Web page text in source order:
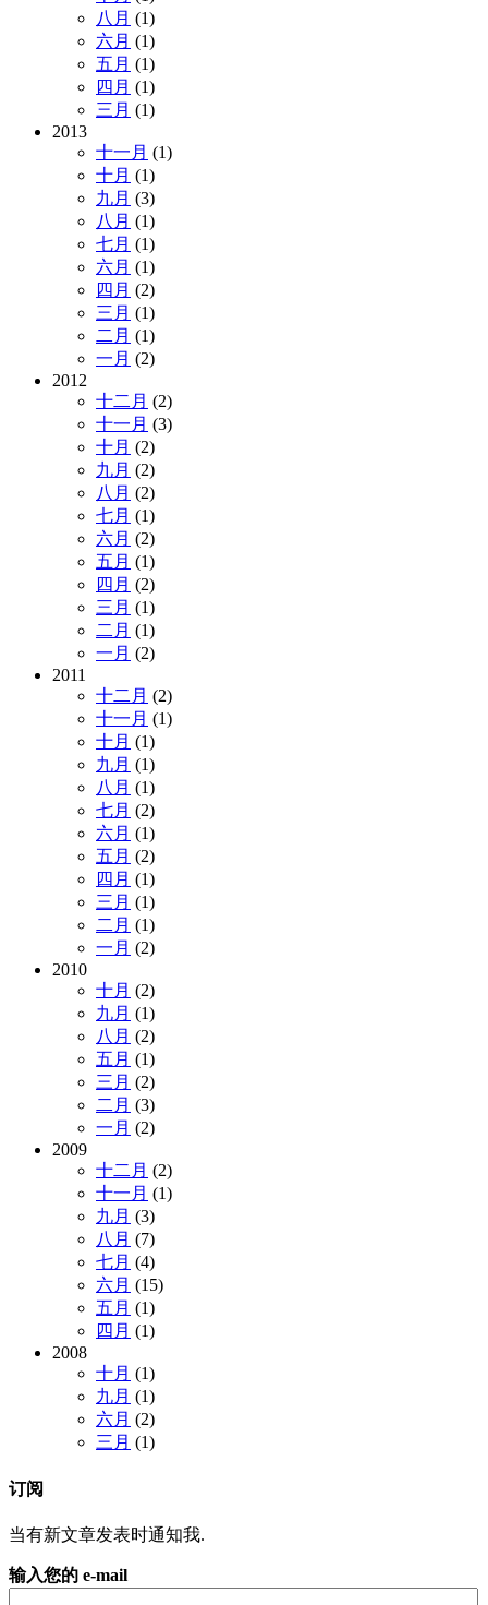
八月 (1)
六月 (1)
五月 (1)
四月 (1)
三月 (1)
2013
十一月 (1)
十月 (1)
九月 (3)
八月 (1)
七月 (1)
六月 (1)
四月 (2)
三月 (1)
二月 (1)
一月 (2)
2012
十二月 (2)
十一月 (3)
十月 (2)
九月 (2)
八月 (2)
七月 (1)
六月 (2)
五月 (1)
四月 (2)
三月 (1)
二月 (1)
一月 (2)
2011
十二月 (2)
十一月 (1)
十月 (1)
九月 (1)
八月 (1)
七月 (2)
六月 (1)
五月 (2)
四月 (1)
三月 (1)
二月 (1)
一月 (2)
2010
十月 (2)
九月 (1)
八月 (2)
五月 (1)
三月 (2)
二月 (3)
一月 (2)
2009
十二月 (2)
十一月 (1)
九月 (3)
八月 (7)
七月 (4)
六月 (15)
五月 (1)
四月 (1)
2008
十月 (1)
九月 (1)
六月 (2)
三月 (1)
订阅
当有新文章发表时通知我.
输入您的 e-mail